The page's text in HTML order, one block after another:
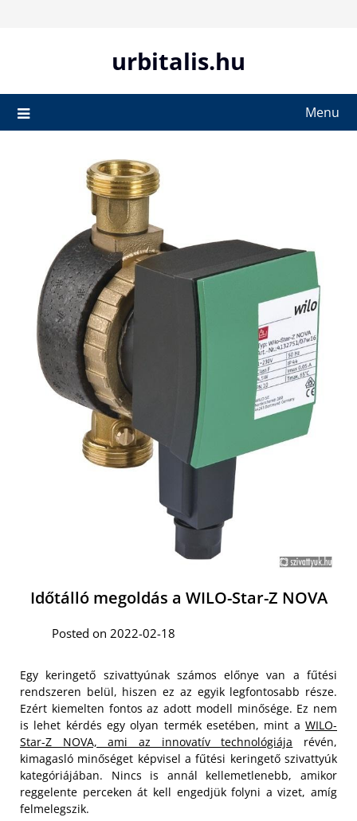
urbitalis.hu
Menu
Időtálló megoldás a WILO-Star-Z NOVA
Posted on 2022-02-18
Egy keringető szivattyúnak számos előnye van a fűtési
rendszeren belül, hiszen ez az egyik legfontosabb része.
Ezért kiemelten fontos az adott modell minősége. Ez nem
is lehet kérdés egy olyan termék esetében, mint a WILO-
Star-Z NOVA, ami az innovatív technológiája révén,
kimagasló minőséget képvisel a fűtési keringető szivattyúk
kategóriájában. Nincs is annál kellemetlenebb, amikor
reggelente perceken át kell engedjük folyni a vizet, amíg
felmelegszik.